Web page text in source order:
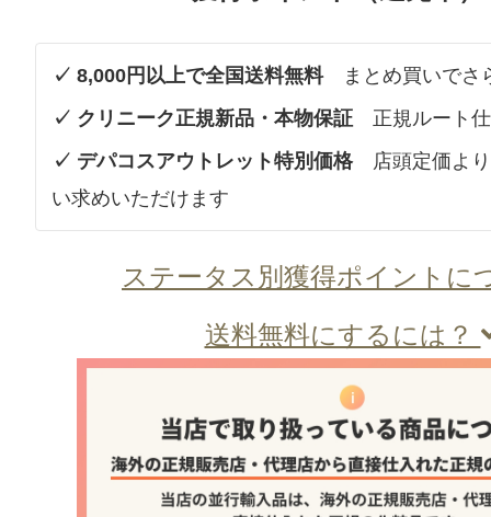
✓ 8,000円以上で全国送料無料まとめ買いでさ
✓ クリニーク正規新品・本物保証 正規ルート
✓ デパコスアウトレット特別価格店頭定価より
い求めいただけます
ステータス別獲得ポイントに
送料無料にするには？